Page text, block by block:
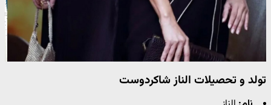
تولد و تحصیلات الناز شاکردوست